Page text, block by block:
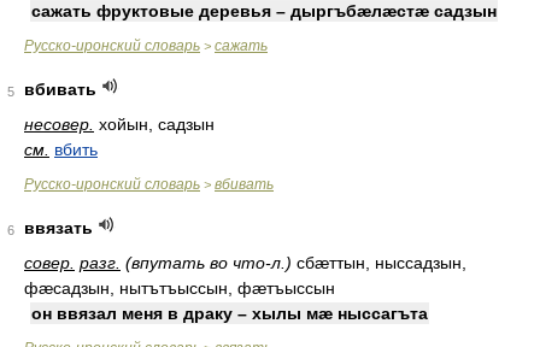
сажать фруктовые деревья – дыргъбæлæстæ садзын
Русско-иронский словарь > сажать
5
вбивать
несовер. хойын, садзын
см. вбить
Русско-иронский словарь > вбивать
6
ввязать
совер. разг. (впутать во что-л.) сбæттын, ныссадзын,
фæсадзын, нытътъыссын, фæтъыссын
он ввязал меня в драку – хылы мæ ныссагъта